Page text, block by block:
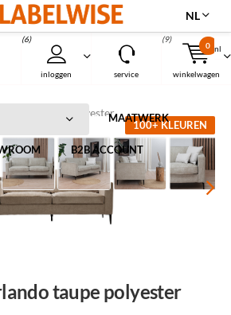
nl
inloggen
(6)
service winkelwagen
0
(9)
NL
MAATWERK
B2B ACCOUNT
taupe polyester
100+ KLEUREN
taupe polyester